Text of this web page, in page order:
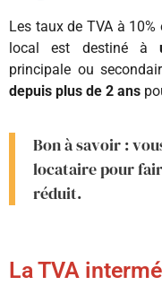
Les taux de TVA à
local est destiné à
principale ou
depuis plus de 2 ans
Bon à savoir :
locataire pour
réduit.
La TVA